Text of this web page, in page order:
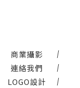
商業攝影
連絡我們
LOGO設計